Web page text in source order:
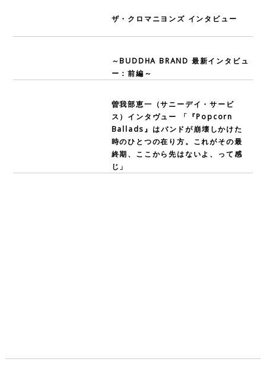
ザ・クロマニヨンズ インタビュー
～BUDDHA BRAND 最新インタビュ
ー：前編～
曽我部恵一（サニーデイ・サービ
ス）インタヴュー 「『Popcorn
Ballads』はバンドが崩壊しかけた
時のひとつの在り方。これがその最
終期、ここから先はないよ、って感
じ」